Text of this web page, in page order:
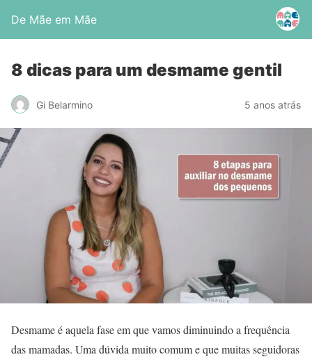
De Mãe em Mãe
8 dicas para um desmame gentil
Gi Belarmino 5 anos atrás
Desmame é aquela fase em que vamos diminuindo a frequência
das mamadas. Uma dúvida muito comum e que muitas seguidoras